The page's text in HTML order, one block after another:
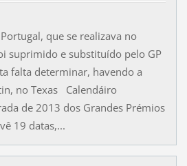
que se realizava no
suprimido e substituído pelo GP
falta determinar, havendo a
no Texas Calendáiro
de 2013 dos Grandes Prémios
19 datas,...